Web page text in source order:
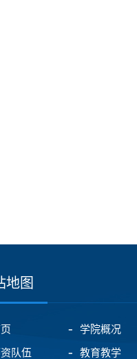
地图
学院概况
队伍 教育教学